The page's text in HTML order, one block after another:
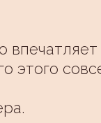
впечатляет
этого